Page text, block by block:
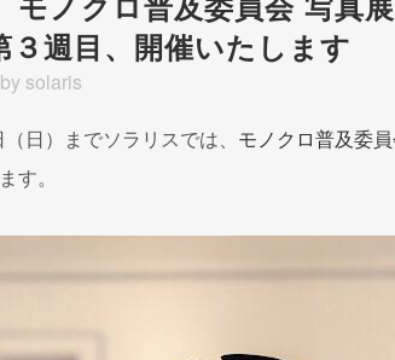
３週目、開催いたします
by solaris
日）までソラリスでは、 モノクロ普及委
す。